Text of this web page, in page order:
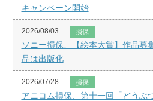
キャンペーン開始
2026/08/03 損保
ソニー損保、【絵本大賞】作品募
品は出版化
2026/07/28 損保
アニコム損保、第十一回「どうぶ